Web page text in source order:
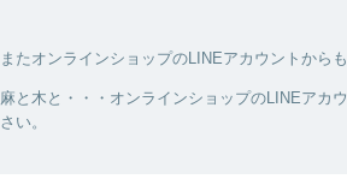
またオンラインショップのLINEアカウントから
麻と木と・・・オンラインショップのLINEアカウ
さい。